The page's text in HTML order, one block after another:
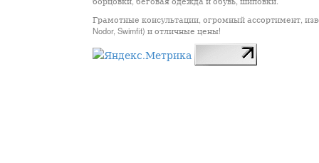
Грамотные консультации, огромный ассортимент,
Nodor, Swimfit) и отличные цены!